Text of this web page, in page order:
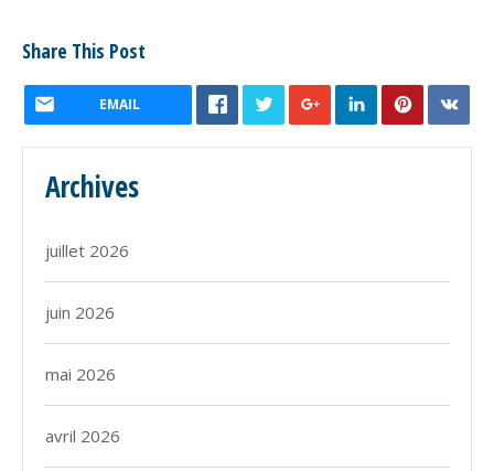
Share This Post
EMAIL
Archives
juillet 2026
juin 2026
mai 2026
avril 2026